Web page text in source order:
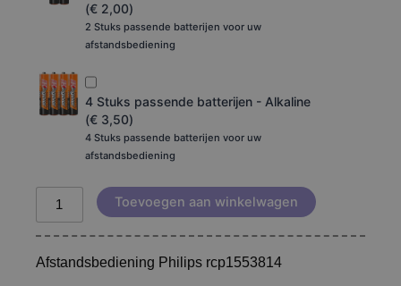
(€ 2,00)
2 Stuks passende batterijen voor uw
afstandsbediening
4 Stuks passende batterijen - Alkaline
(€ 3,50)
4 Stuks passende batterijen voor uw
afstandsbediening
Toevoegen aan winkelwagen
Afstandsbediening Philips rcp1553814